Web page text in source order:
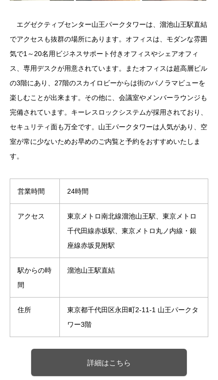
エグゼクティブセンター山王パークタワーは、溜池山王駅直結
でアクセスも抜群の場所にあります。オフィスは、モダンな雰囲
気で1～20名用ビジネスサポート付きオフィスやシェアオフィ
ス、専用デスクが用意されています。またオフィスは超高層ビル
の3階にあり、27階のスカイロビーからは街のパノラマビューを
楽しむことが出来ます。その他に、会議室やメンバーラウンジも
完備されています。キーレスロックシステムが採用されており、
セキュリティ面も万全です。山王パークタワーは人気があり、空
室が常に少ないためお早めのご内覧と予約をおすすめいたしま
す。
営業時間 24時間
アクセス
東京メトロ南北線溜池山王駅、東京メトロ
千代田線赤坂駅、東京メトロ丸ノ内線・銀
座線赤坂見附駅
駅からの時
間
溜池山王駅直結
住所
東京都千代田区永田町2-11-1 山王パークタ
ワー3階‎
詳細はこちら